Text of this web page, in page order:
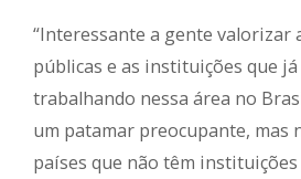
“Interessante a gente valorizar
públicas e as instituições que
trabalhando nessa área no
um patamar preocupante, mas
países que não têm